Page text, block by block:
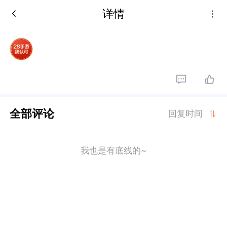
详情
全部评论 回复时间
我也是有底线的~